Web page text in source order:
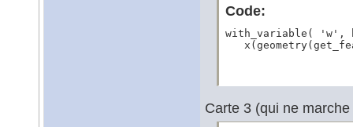
Code:
with_variable( 'w',
Carte 3 (qui ne